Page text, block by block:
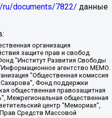
ru/documents/7822/ данные
Елена Сергеевна, Общество с ограниченной ответственностью "Как бы инагент", Кочетков Игорь Викторович, Общество с ограниченной ответственностью "Честные выборы", Еланчик Олег Александрович, Общество с ограниченной ответственностью "Нобелевский призыв", Гималова Регина Эмилевна, Григорьев Андрей Валерьевич, Григорьева Алина Александровна, Ассоциация по содействию защите прав призывников, альтернативнослужащих и военнослужащих "Правозащитная группа "Гражданин.Армия.Право", Хисамова Регина Фаритовна, Автономная некоммерческая организация по реализации социально-правовых программ "Лилит", Дальневосточное общественное движение "Маяк", Санкт-Петербургская ЛГБТ-инициативная группа "Выход", Инициативная группа ЛГБТ+ "Реверс", Алексеев Андрей Викторович, Бекбулатова Таисия Львовна, Беляев Иван Михайлович, Владыкина Елена Сергеевна, Гельман Марат Александрович, Никульшина Вероника Юрьевна, Толоконникова Надежда Андреевна, Шендерович Виктор Анатольевич, Общество с ограниченной ответственностью "Данное сообщение", Общество с ограниченной ответственностью Издательский дом "Новая глава", Айнбиндер Александра Александровна, Московский комьюнити-центр для ЛГБТ+инициатив, Благотворительный фонд развития филантропии, Deutsche Welle (Германия, Kurt-Schumacher-Strasse 3, 53113 Bonn), Борзунова Мария Михайловна, Воробьев Виктор Викторович, Голубева Анна Львовна, Константинова Алла Михайловна, Малкова Ирина Владимировна, Мурадов Мурад Абдулгалимович, Осетинская Елизавета Николаевна, Понасенков Евгений Николаевич, Ганапольский Матвей Юрьевич, Киселев Евгений Алексеевич, Борухович Ирина Григорьевна, Дремин Иван Тимофеевич, Дубровский Дмитрий Викторович, Красноярская региональная общественная организация поддержки и развития альтернативных образовательных технологий и межкультурных коммуникаций "ИНТЕРРА", Маяковская Екатерина Алексеевна, Фейгин Марк Захарович, Филимонов Андрей Викторович, Дзугкоева Регина Николаевна, Доброхотов Роман Александрович, Дудь Юрий Александрович, Елкин Сергей Владимирович, Кругликов Кирилл Игоревич, Сабунаева Мария Леонидовна, Семенов Алексей Владимирович, Шаинян Карен Багратович, Шульман Екатерина Михайловна, Асафьев Артур Валерьевич, Вахштайн Виктор Семенович, Венедиктов Алексей Алексеевич, Лушникова Екатерина Евгеньевна, Волков Леонид Михайлович, Невзоров Александр Глебович, Пархоменко Сергей Борисович, Сироткин Ярослав Николаевич, Кара-Мурза Владимир Владимирович, Баранова Наталья Владимировна, Гозман Леонид Яковлевич, Кагарлицкий Борис Юльевич, Климарев Михаил Валерьевич, Милов Владимир Станиславович, Автономная некоммерческая организация Краснодарский центр современного искусства "Типография", Моргенштерн Алишер Тагирович, Соболь Любовь Эдуардовна, Общество с ограниченной ответственностью "ЛИЗА НОРМ", Каспаров Гарри Кимович, Ходорковский Михаил Борисович, Общество с ограниченной ответственностью "Апрельские тезисы", Данилович Ирина Брониславовна, Кашин Олег Владимирович, Петров Николай Владимирович, Пивоваров Алексей Владимирович, Соколов Михаил Владимирович, Цветкова Юлия Владимировна, Чичваркин Евгений Александрович, Комитет против пыток/Команда против пыток, Общество с ограниченной ответственностью "Первый научный", Общество с ограниченной ответственностью "Вертолет и ко", Белоцерковская Вероника Борисовна, Кац Максим Евгеньевич, Лазарева Татьяна Юрьевна, Шаведдинов Руслан Табризович, Яшин Илья Валерьевич, Общество с ограниченной ответственностью "Иноагент ААВ", Алешковский Дмитрий Петрович, Альбац Евгения Марковна, Быков Дмитрий Львович, Галямина Юлия Евгеньевна, Лойко Сергей Леонидович, Мартынов Кирилл Константинович, Медведев Сергей Александрович, Крашенинников Федор Геннадиевич, Гордеева Катерина Вл